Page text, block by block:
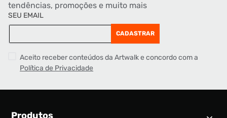
tendências, promoções e muito mais
SEU EMAIL
CADASTRAR
Aceito receber conteúdos da Artwalk e concordo com a
Política de Privacidade
Produtos